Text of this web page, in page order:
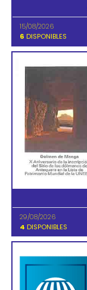
15/08/2026
6 DISPONIBLES
29/08/2026
4 DISPONIBLES